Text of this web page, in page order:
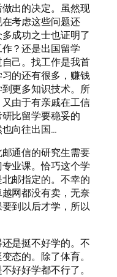
出的决定。虽然现
考虑这些问题还
成功之士也证明了
？还是出国留学
己。找工作是我首
的还有很多，赚钱
更多知识技术。所
由于有亲戚在工信
比留学要稳妥的
向往出国…­
通信的研究生需要
业课。恰巧这个学
邮指定的。不幸的
网都没有卖，无奈
到以后才学，所以
是挺不好学的。不
态的。除了体育。
好好学都不行了。­